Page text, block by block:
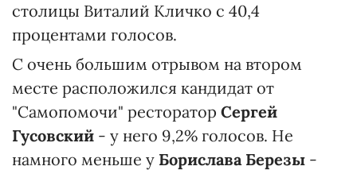
столицы Виталий Кличко с 40,4
процентами голосов.
С очень большим отрывом на втором
месте расположился кандидат от
"Самопомочи" ресторатор Сергей
Гусовский - у него 9,2% голосов. Не
намного меньше у Борислава Березы -